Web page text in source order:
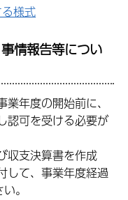
様式
情報告等につい
年度の開始前に、
認可を受ける必要が
収支決算書を作成
して、事業年度経過
。